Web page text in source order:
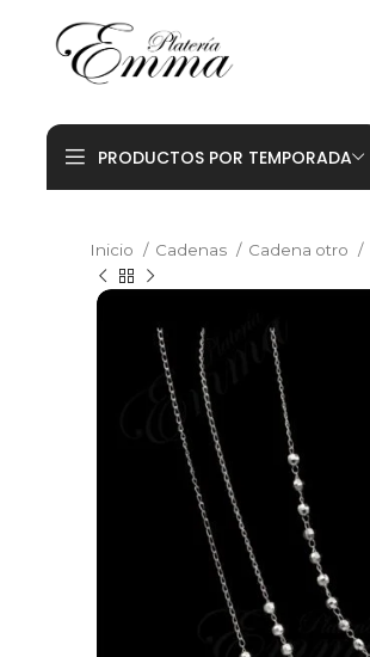
PRODUCTOS POR TEMPORADA
Inicio Cadenas Cadena otro